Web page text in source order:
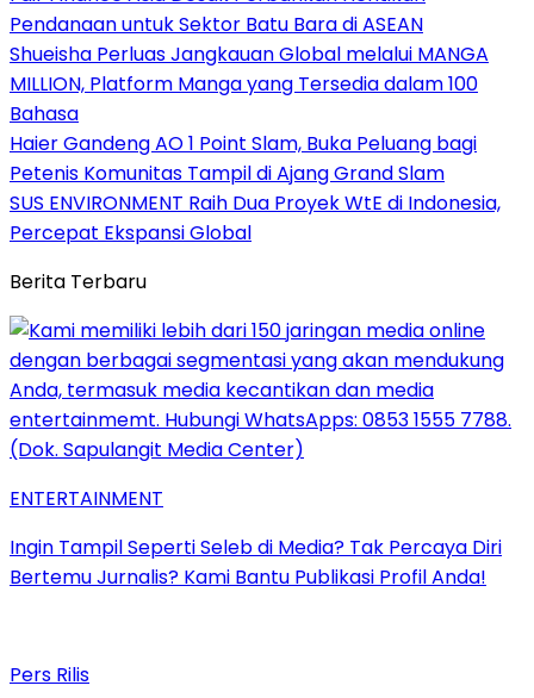
Pendanaan untuk Sektor Batu Bara di ASEAN
Shueisha Perluas Jangkauan Global melalui MANGA
MILLION, Platform Manga yang Tersedia dalam 100
Bahasa
Haier Gandeng AO 1 Point Slam, Buka Peluang bagi
Petenis Komunitas Tampil di Ajang Grand Slam
SUS ENVIRONMENT Raih Dua Proyek WtE di Indonesia,
Percepat Ekspansi Global
Berita Terbaru
ENTERTAINMENT
Ingin Tampil Seperti Seleb di Media? Tak Percaya Diri
Bertemu Jurnalis? Kami Bantu Publikasi Profil Anda!
Pers Rilis